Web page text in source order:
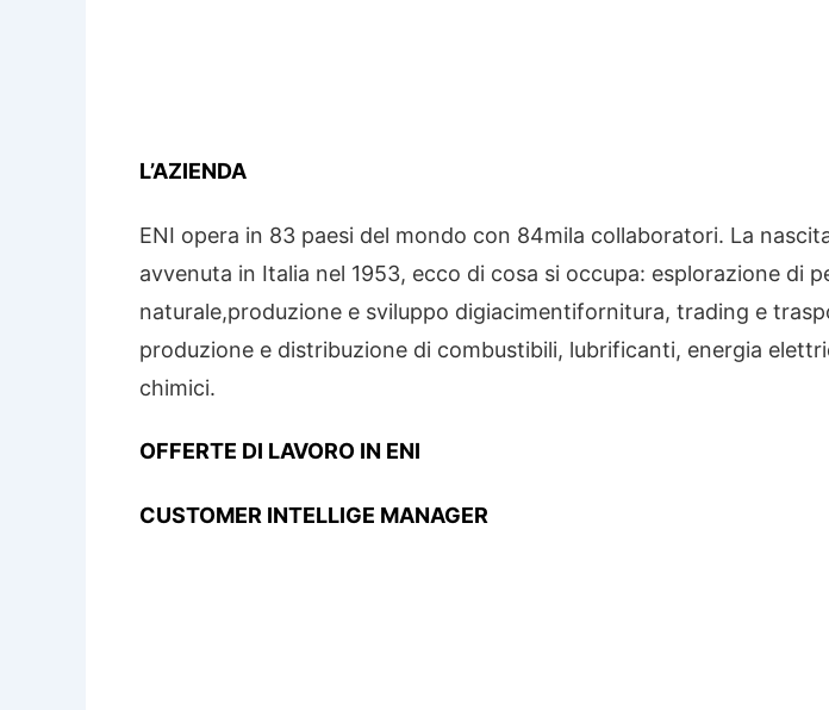
L’AZIENDA
ENI opera in 83 paesi del mondo con 84mila collaboratori. La
avvenuta in Italia nel 1953, ecco di cosa si occupa: esplorazione di
naturale,produzione e sviluppo digiacimentifornitura, trading e
produzione e distribuzione di combustibili, lubrificanti, energia
chimici.
OFFERTE DI LAVORO IN ENI
CUSTOMER INTELLIGE MANAGER